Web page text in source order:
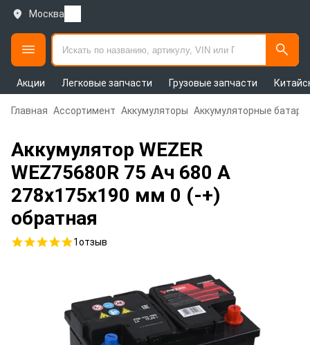
Москва
Акции Легковые запчасти Грузовые запчасти
Главная Ассортимент Аккумуляторы Аккумуляторные
Аккумулятор WEZER
WEZ75680R 75 Ач 680 А
278x175x190 мм 0 (-+)
обратная
1отзыв